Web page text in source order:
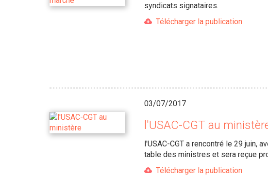
syndicats signataires.
Télécharger la publication
03/07/2017
l'USAC-CGT au
l'USAC-CGT a rencontré le 29 juin,
table des ministres et sera reçue
Télécharger la publication